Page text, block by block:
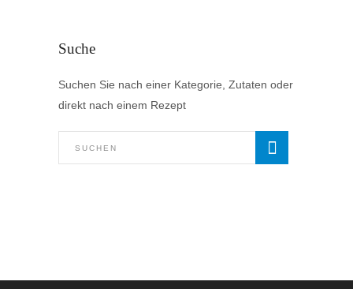
Suche
Suchen Sie nach einer Kategorie, Zutaten oder
direkt nach einem Rezept